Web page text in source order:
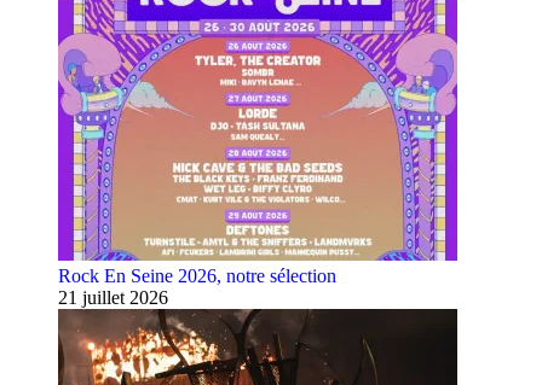
Rock En Seine 2026, notre sélection
21 juillet 2026